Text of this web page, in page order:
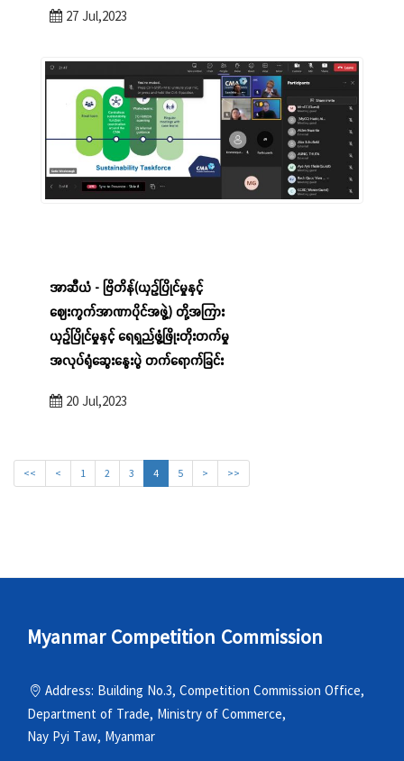
27 Jul,2023
အာဆီယံ - ဗြိတိန်(ယှဉ်ပြိုင်မှုနှင့်
ဈေးကွက်အာဏာပိုင်အဖွဲ့) တို့အကြား
ယှဉ်ပြိုင်မှုနှင့် ရေရှည်ဖွံ့ဖြိုးတိုးတက်မှု
အလုပ်ရုံဆွေးနွေးပွဲ တက်ရောက်ခြင်း
20 Jul,2023
<< < 1 2 3 4 5 > >>
Myanmar Competition Commission
Address: Building No.3, Competition Commission Office,
Department of Trade, Ministry of Commerce,
Nay Pyi Taw, Myanmar